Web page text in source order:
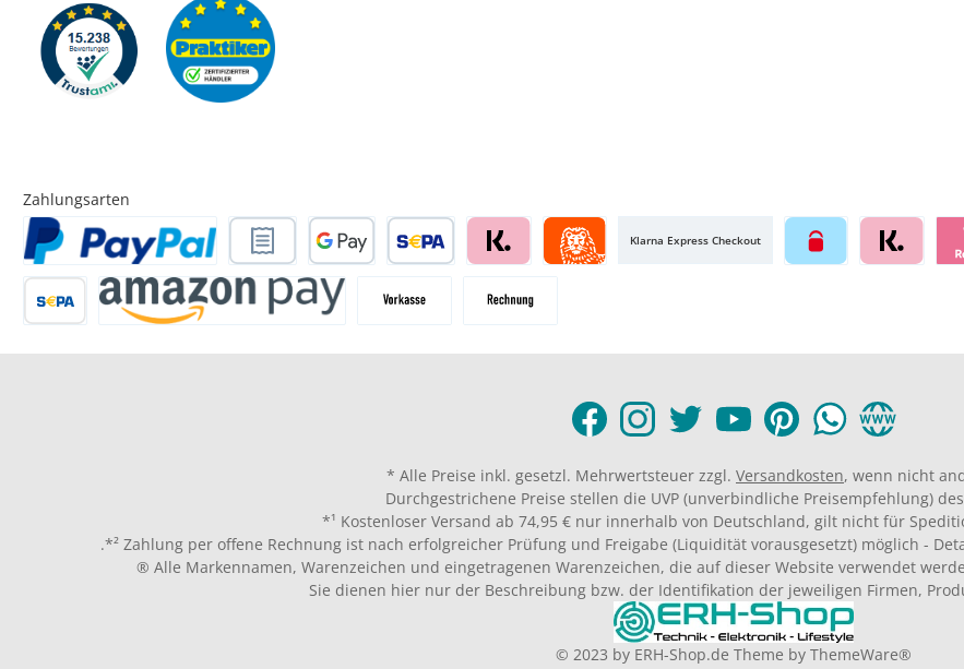
Zahlungsarten
Klarna Express Checkout
* Alle Preise inkl. gesetzl. Mehrwertsteuer zzgl. Versandkosten, wenn nicht
Durchgestrichene Preise stellen die UVP (unverbindliche Preisempfehlung)
*¹ Kostenloser Versand ab 74,95 € nur innerhalb von Deutschland, gilt nicht für
.*² Zahlung per offene Rechnung ist nach erfolgreicher Prüfung und Freigabe (Liquidität vorausgesetzt) möglich -
® Alle Markennamen, Warenzeichen und eingetragenen Warenzeichen, die auf dieser Website verwendet
Sie dienen hier nur der Beschreibung bzw. der Identifikation der jeweiligen Firmen,
© 2023 by ERH-Shop.de Theme by ThemeWare®